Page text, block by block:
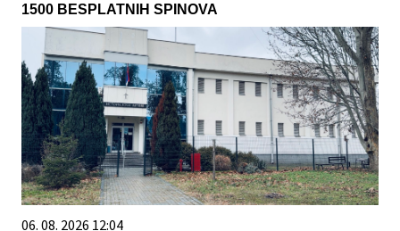
1500 BESPLATNIH SPINOVA
06. 08. 2026 12:04